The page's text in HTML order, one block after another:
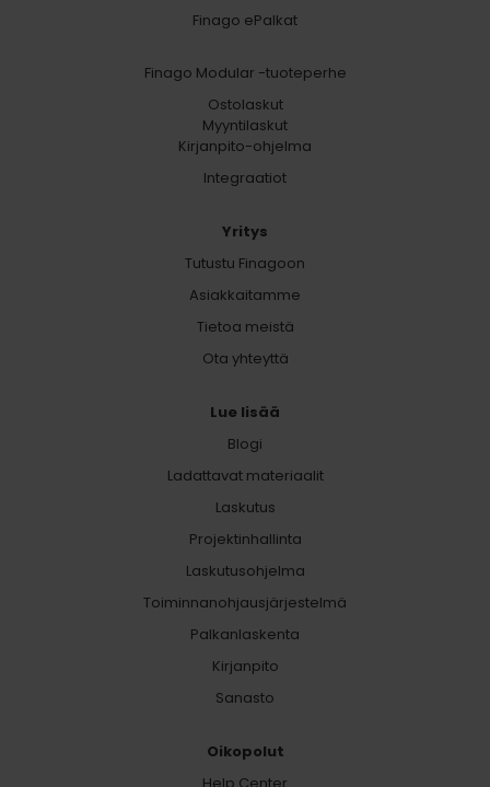
Finago ePalkat
Finago Modular -tuoteperhe
Ostolaskut
Myyntilaskut
Kirjanpito-ohjelma
Integraatiot
Yritys
Tutustu Finagoon
Asiakkaitamme
Tietoa meistä
Ota yhteyttä
Lue lisää
Blogi
Ladattavat materiaalit
Laskutus
Projektinhallinta
Laskutusohjelma
Toiminnanohjausjärjestelmä
Palkanlaskenta
Kirjanpito
Sanasto
Oikopolut